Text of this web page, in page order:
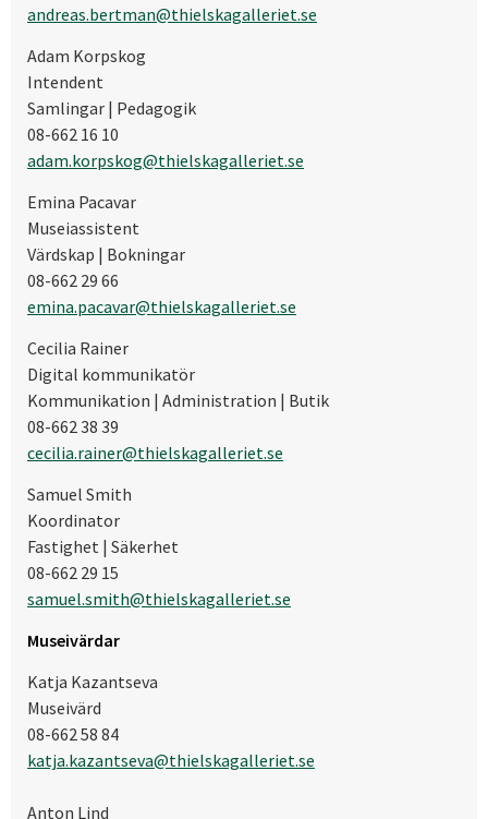
andreas.bertman@thielskagalleriet.se
Adam Korpskog
Intendent
Samlingar | Pedagogik
08-662 16 10
adam.korpskog@thielskagalleriet.se
Emina Pacavar
Museiassistent
Värdskap | Bokningar
08-662 29 66
emina.pacavar@thielskagalleriet.se
Cecilia Rainer
Digital kommunikatör
Kommunikation | Administration | Butik
08-662 38 39
cecilia.rainer@thielskagalleriet.se
Samuel Smith
Koordinator
Fastighet | Säkerhet
08-662 29 15
samuel.smith@thielskagalleriet.se
Museivärdar
Katja Kazantseva
Museivärd
08-662 58 84
katja.kazantseva@thielskagalleriet.se
Anton Lind